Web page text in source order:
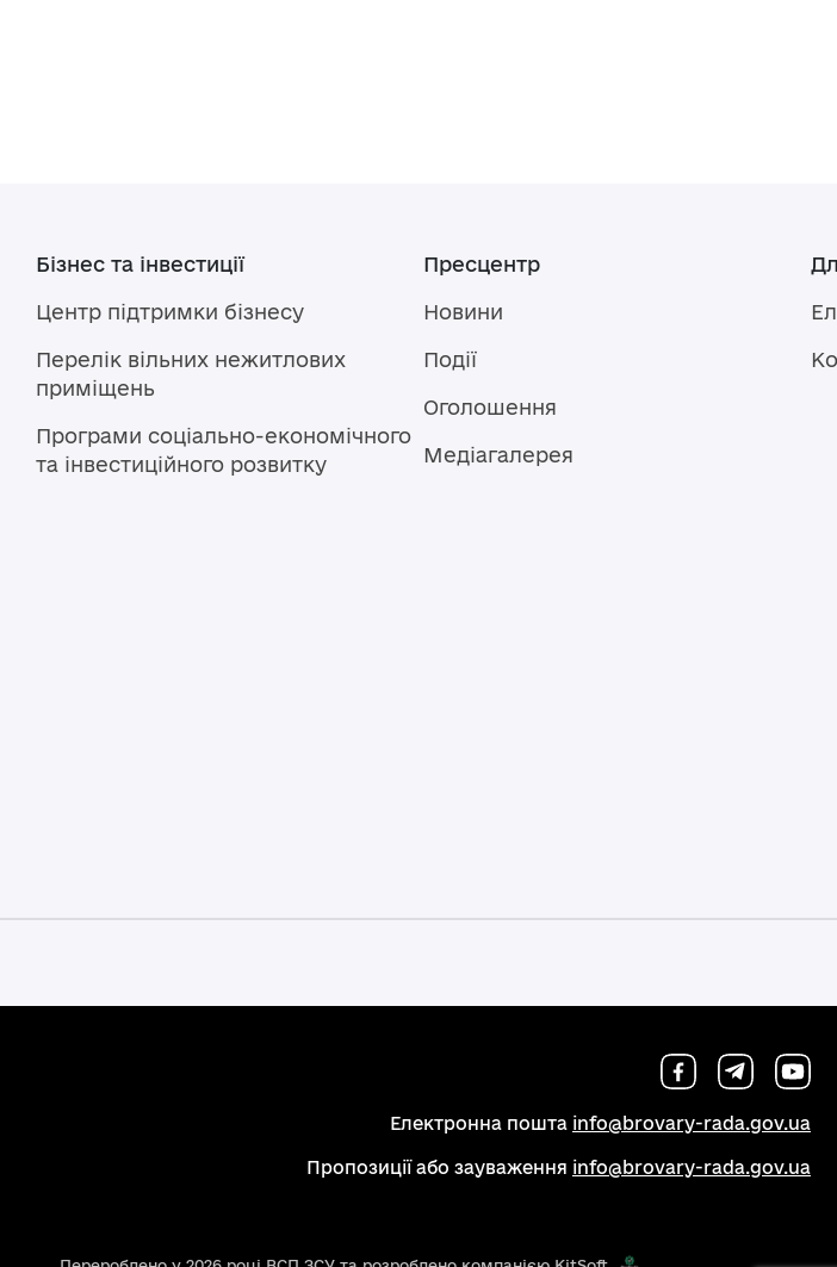
Бізнес та інвестиції
Центр підтримки бізнесу
Перелік вільних нежитлових
приміщень
Програми соціально-економічного
та інвестиційного розвитку
Пресцентр
Новини
Події
Оголошення
Медіагалерея
Електронна пошта info@brovary-rada.gov.ua
Пропозиції або зауваження info@brovary-rada.gov.ua